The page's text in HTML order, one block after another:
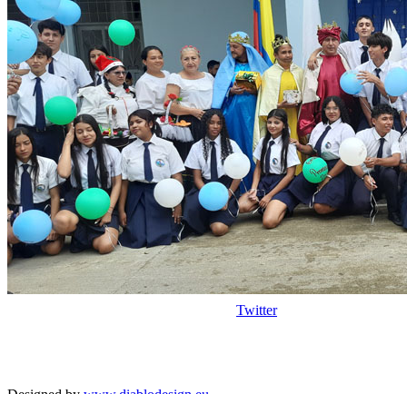
Twitter